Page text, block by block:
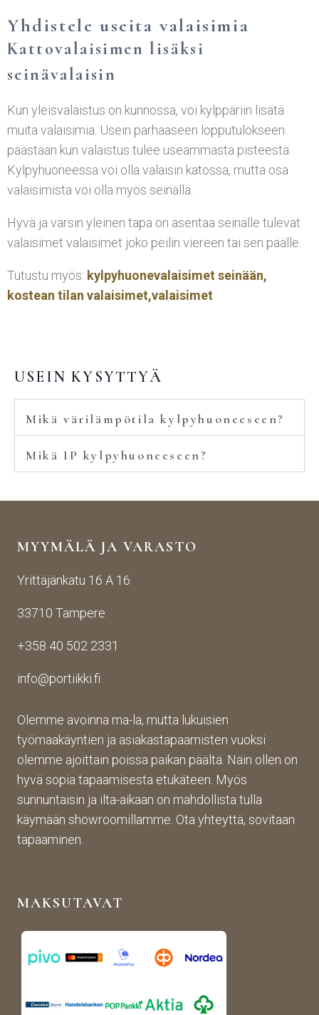
Yhdistele useita valaisimia
Kattovalaisimen lisäksi
seinävalaisin
Kun yleisvalaistus on kunnossa, voi kylppäriin lisätä
muita valaisimia. Usein parhaaseen lopputulokseen
päästään kun valaistus tulee useammasta pisteestä.
Kylpyhuoneessa voi olla valaisin katossa, mutta osa
valaisimista voi olla myös seinällä.
Hyvä ja varsin yleinen tapa on asentaa seinälle tulevat
valaisimet valaisimet joko peilin viereen tai sen päälle.
Tutustu myös: kylpyhuonevalaisimet seinään,
kostean tilan valaisimet,valaisimet
USEIN KYSYTTYÄ
Mikä värilämpötila kylpyhuoneeseen?
Mikä IP kylpyhuoneeseen?
MYYMÄLÄ JA VARASTO
Yrittäjänkatu 16 A 16
33710 Tampere
+358 40 502 2331
info@portiikki.fi
Olemme avoinna ma-la, mutta lukuisien
työmaakäyntien ja asiakastapaamisten vuoksi
olemme ajoittain poissa paikan päältä. Näin ollen on
hyvä sopia tapaamisesta etukäteen. Myös
sunnuntaisin ja ilta-aikaan on mahdollista tulla
käymään showroomillamme. Ota yhteyttä, sovitaan
tapaaminen.
MAKSUTAVAT